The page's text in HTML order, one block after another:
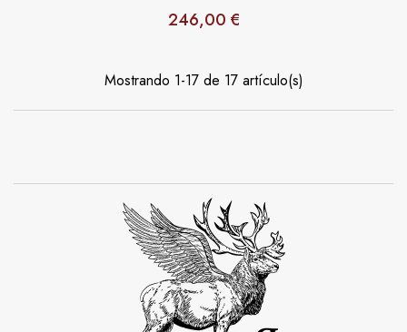
Precio
246,00 €
Mostrando 1-17 de 17 artículo(s)